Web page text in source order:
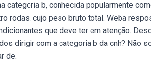
categoria b, conhecida popularmente
rodas, cujo peso bruto total. Weba
que deve ter em atenção.
dirigir com a categoria b da cnh? Não
de.